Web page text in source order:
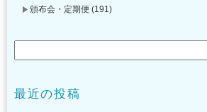
頒布会・定期便 (191)
最近の投稿